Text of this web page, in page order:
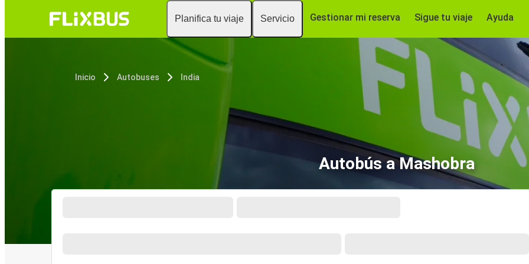
Planifica tu viaje Servicio Gestionar mi reserva Sigue tu viaje Ayuda
Inicio Autobuses India
Autobús a Mashobra